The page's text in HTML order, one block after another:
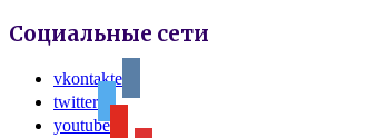
Социальные сети
vkontakte
twitter
youtube